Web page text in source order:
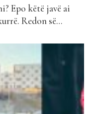
Epo këtë javë ai
Redon së
është pjesë e saj dhe
“Boll mo” e ka